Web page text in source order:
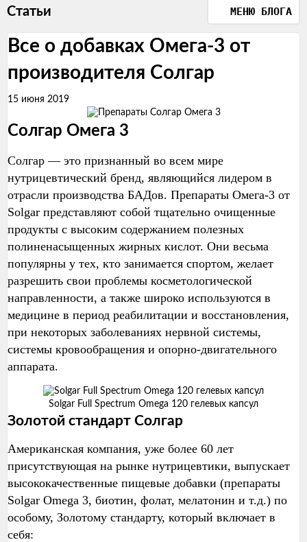
МЕНЮ БЛОГА
Статьи
Все о добавках Омега-3 от
производителя Солгар
15 июня 2019
Солгар Омега 3
Солгар — это признанный во всем мире
нутрицевтический бренд, являющийся лидером в
отрасли производства БАДов. Препараты Омега-3 от
Solgar представляют собой тщательно очищенные
продукты с высоким содержанием полезных
полиненасыщенных жирных кислот. Они весьма
популярны у тех, кто занимается спортом, желает
разрешить свои проблемы косметологической
направленности, а также широко используются в
медицине в период реабилитации и восстановления,
при некоторых заболеваниях нервной системы,
системы кровообращения и опорно-двигательного
аппарата.
Solgar Full Spectrum Omega 120 гелевых капсул
Золотой стандарт Солгар
Американская компания, уже более 60 лет
присутствующая на рынке нутрицевтики, выпускает
высококачественные пищевые добавки (препараты
Solgar Omega 3, биотин, фолат, мелатонин и т.д.) по
особому, Золотому стандарту, который включает в
себя: